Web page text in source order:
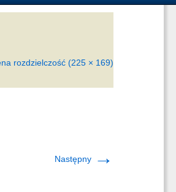
rozdzielczość (225 × 169)
Następny →